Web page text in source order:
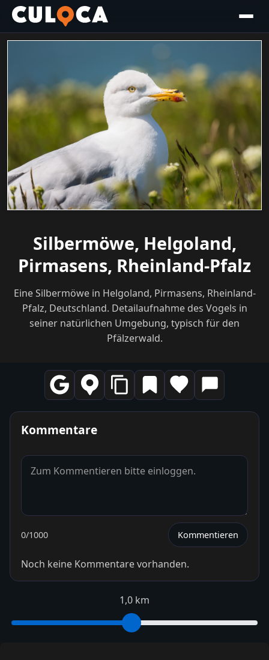
Silbermöwe, Helgoland,
Pirmasens, Rheinland-Pfalz
Eine Silbermöwe in Helgoland, Pirmasens, Rheinland-
Pfalz, Deutschland. Detailaufnahme des Vogels in
seiner natürlichen Umgebung, typisch für den
Pfälzerwald.
Kommentare
0/1000 Kommentieren
Noch keine Kommentare vorhanden.
1,0 km